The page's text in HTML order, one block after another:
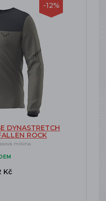
-12%
DYNASTRETCH
ROCK
mikina
Kč